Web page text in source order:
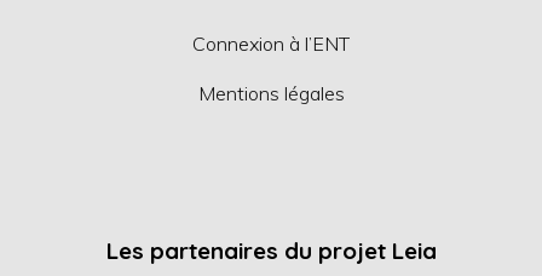
Connexion à l’ENT
Mentions légales
Les partenaires du projet Leia